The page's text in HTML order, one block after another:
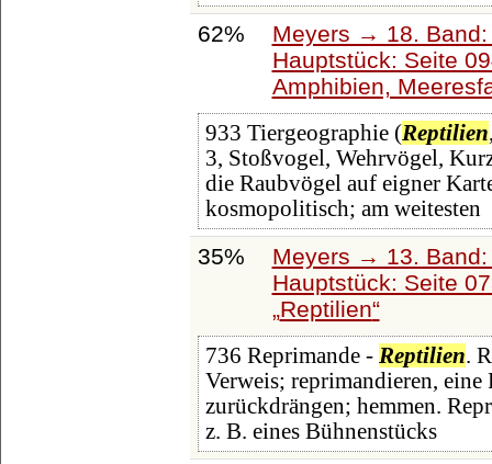
62%
Meyers → 18.
Hauptstück: Seite
Amphibien,
933 Tiergeographie (Reptilien
3, Stoßvogel, Wehrvögel,
die Raubvögel auf eigner
kosmopolitisch; am weitesten
35%
Meyers → 13.
Hauptstück: Seite
Reptilien
736 Reprimande - Reptilien.
Verweis; reprimandieren,
zurückdrängen; hemmen.
z. B. eines Bühnenstücks